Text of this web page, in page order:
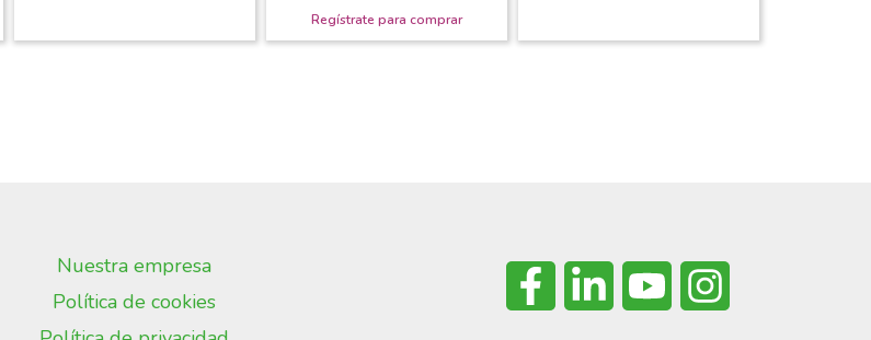
Nuestra empresa
Política de cookies